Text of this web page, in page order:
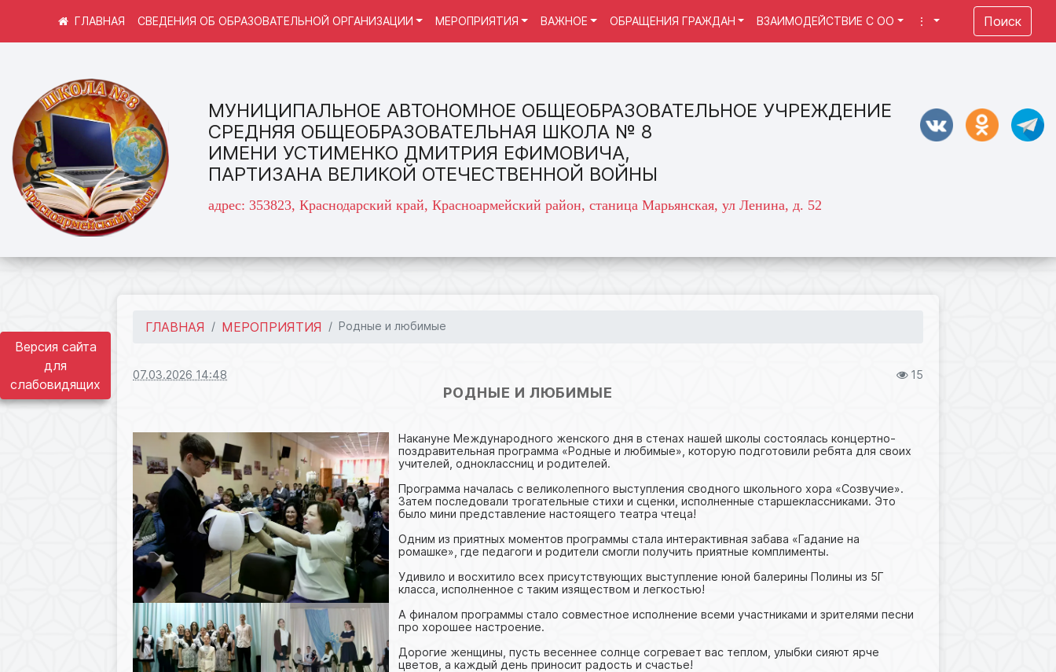
Версия сайта
для
слабовидящих
МУНИЦИПАЛЬНОЕ АВТОНОМНОЕ ОБЩЕОБРАЗОВАТЕЛЬНОЕ УЧРЕЖДЕНИЕ
СРЕДНЯЯ ОБЩЕОБРАЗОВАТЕЛЬНАЯ ШКОЛА № 8
ИМЕНИ УСТИМЕНКО ДМИТРИЯ ЕФИМОВИЧА,
ПАРТИЗАНА ВЕЛИКОЙ ОТЕЧЕСТВЕННОЙ ВОЙНЫ
адрес: 353823, Краснодарский край, Красноармейский район, станица Марьянская, ул Ленина, д. 52
СВЕДЕНИЯ ОБ ОБРАЗОВАТЕЛЬНОЙ ОРГАНИЗАЦИИ МЕРОПРИЯТИЯ ВАЖНОЕ ОБРАЩЕНИЯ ГРАЖДАН ВЗАИМОДЕЙСТВИЕ С ОО ⋮ Поиск
ГЛАВНАЯ МЕРОПРИЯТИЯ Родные и любимые
07.03.2026 14:48 15
РОДНЫЕ И ЛЮБИМЫЕ
Накануне Международного женского дня в стенах нашей школы состоялась концертно-
поздравительная программа «Родные и любимые», которую подготовили ребята для своих
учителей, одноклассниц и родителей.
Программа началась с великолепного выступления сводного школьного хора «Созвучие».
Затем последовали трогательные стихи и сценки, исполненные старшеклассниками. Это
было мини представление настоящего театра чтеца!
Одним из приятных моментов программы стала интерактивная забава «Гадание на
ромашке», где педагоги и родители смогли получить приятные комплименты.
Удивило и восхитило всех присутствующих выступление юной балерины Полины из 5Г
класса, исполненное с таким изяществом и легкостью!
А финалом программы стало совместное исполнение всеми участниками и зрителями песни
про хорошее настроение.
Дорогие женщины, пусть весеннее солнце согревает вас теплом, улыбки сияют ярче
цветов, а каждый день приносит радость и счастье!